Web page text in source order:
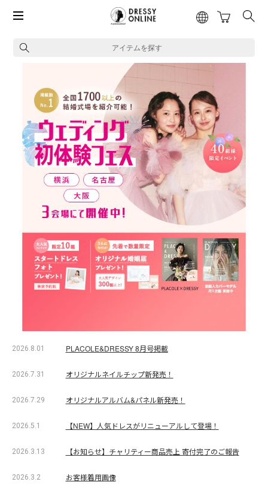
アイテムを探す
2026.8.01 PLACOLE&DRESSY 8月号掲載
2026.7.31 オリジナルネイルチップ新発売！
2026.7.29 オリジナルアルバム&パネル新発売！
2026.5.1 【NEW】人気ドレスがリニューアルして登場！
2026.3.13 【お知らせ】チャリティー商品売上 寄付完了のご報告
2026.3.2 お客様着用画像